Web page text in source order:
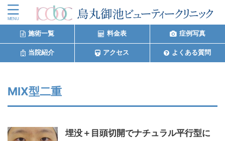
施術一覧 料金表 症例写真
当院紹介 アクセス よくある質問
MIX型二重
埋没＋目頭切開でナチュラル平行型に